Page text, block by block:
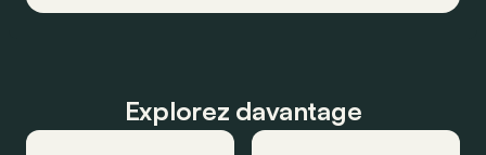
Explorez davantage